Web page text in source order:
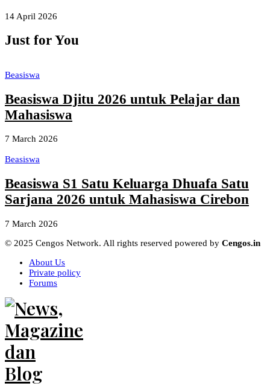
14 April 2026
Just for You
Beasiswa
Beasiswa Djitu 2026 untuk Pelajar dan
Mahasiswa
7 March 2026
Beasiswa
Beasiswa S1 Satu Keluarga Dhuafa Satu
Sarjana 2026 untuk Mahasiswa Cirebon
7 March 2026
© 2025 Cengos Network. All rights reserved powered by Cengos.in
About Us
Private policy
Forums